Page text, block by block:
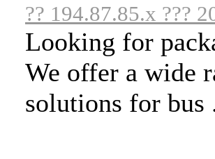
?? 194.87.85.x ???
Looking for
We offer a wide
solutions for bus